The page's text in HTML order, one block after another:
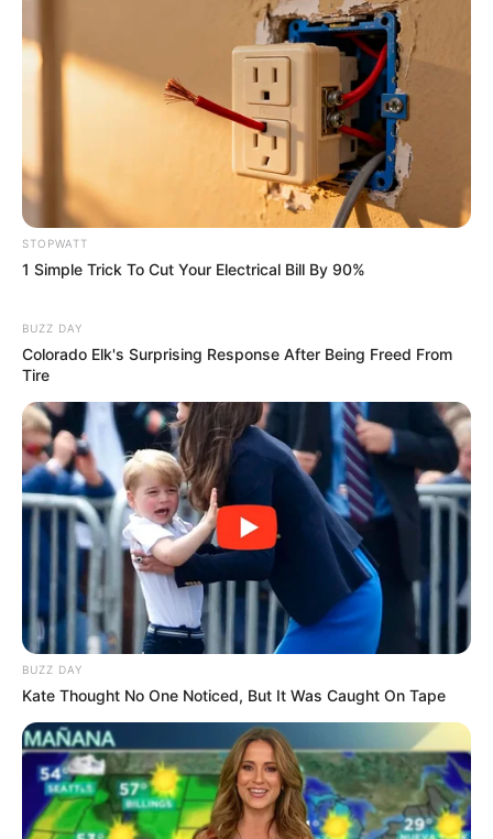
TV Couples Who Would Never Be Together: 9 Is
Just Too Weird
Remember The Justin Timberlake Moment That
Defined The 2000s?
BRAINBERRIES
STOPWATT
1 Simple Trick To Cut Your Electrical Bill By 90%
BUZZ DAY
Colorado Elk's Surprising Response After Being Freed From
Tire
BUZZ DAY
Kate Thought No One Noticed, But It Was Caught On Tape